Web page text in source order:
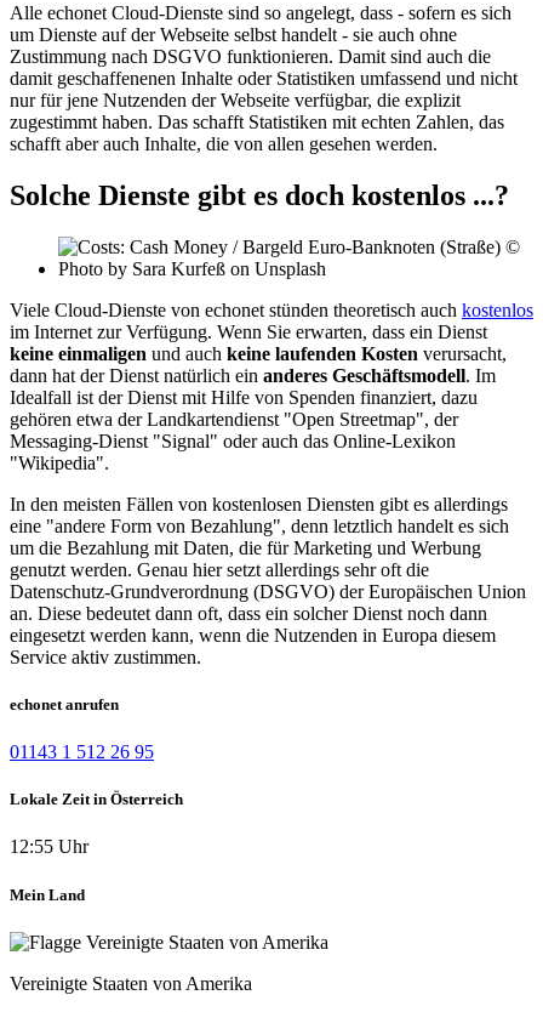
Alle echonet Cloud-Dienste sind so angelegt, dass - sofern es sich
um Dienste auf der Webseite selbst handelt - sie auch ohne
Zustimmung nach DSGVO funktionieren. Damit sind auch die
damit geschaffenenen Inhalte oder Statistiken umfassend und nicht
nur für jene Nutzenden der Webseite verfügbar, die explizit
zugestimmt haben. Das schafft Statistiken mit echten Zahlen, das
schafft aber auch Inhalte, die von allen gesehen werden.
Solche Dienste gibt es doch kostenlos ...?
Viele Cloud-Dienste von echonet stünden theoretisch auch kostenlos
im Internet zur Verfügung. Wenn Sie erwarten, dass ein Dienst
keine einmaligen und auch keine laufenden Kosten verursacht,
dann hat der Dienst natürlich ein anderes Geschäftsmodell. Im
Idealfall ist der Dienst mit Hilfe von Spenden finanziert, dazu
gehören etwa der Landkartendienst "Open Streetmap", der
Messaging-Dienst "Signal" oder auch das Online-Lexikon
"Wikipedia".
In den meisten Fällen von kostenlosen Diensten gibt es allerdings
eine "andere Form von Bezahlung", denn letztlich handelt es sich
um die Bezahlung mit Daten, die für Marketing und Werbung
genutzt werden. Genau hier setzt allerdings sehr oft die
Datenschutz-Grundverordnung (DSGVO) der Europäischen Union
an. Diese bedeutet dann oft, dass ein solcher Dienst noch dann
eingesetzt werden kann, wenn die Nutzenden in Europa diesem
Service aktiv zustimmen.
echonet anrufen
01143 1 512 26 95
Lokale Zeit in Österreich
12:55 Uhr
Mein Land
Vereinigte Staaten von Amerika